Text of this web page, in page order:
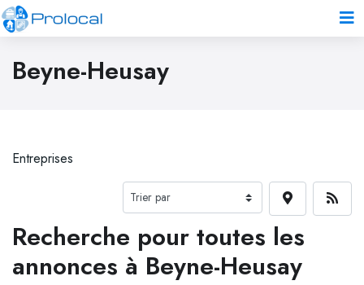
Beyne-Heusay
Entreprises
Recherche pour toutes les
annonces à Beyne-Heusay